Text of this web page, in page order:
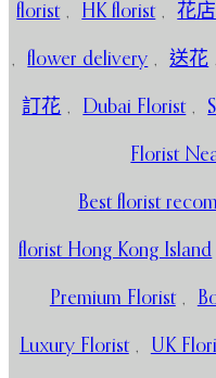
florist , HK florist , 花店
, flower delivery , 送花 ,
訂花 , Dubai Florist ,
Florist
Best florist
florist Hong Kong Island
Premium Florist ,
Luxury Florist , UK